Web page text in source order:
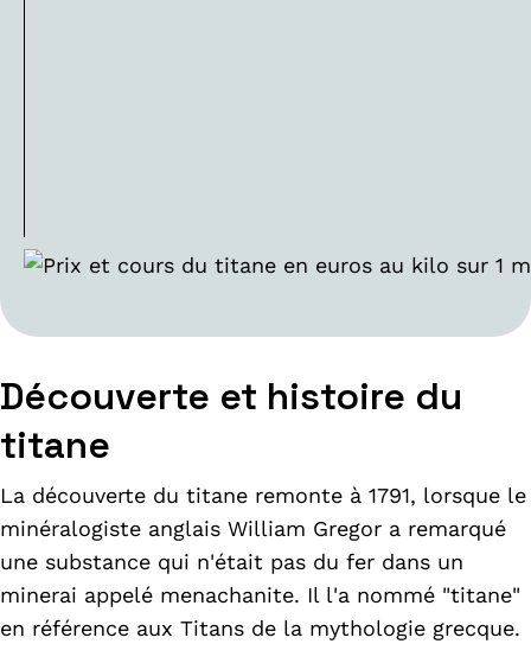
Découverte et histoire du
titane
La découverte du titane remonte à 1791, lorsque le
minéralogiste anglais William Gregor a remarqué
une substance qui n'était pas du fer dans un
minerai appelé menachanite. Il l'a nommé "titane"
en référence aux Titans de la mythologie grecque.